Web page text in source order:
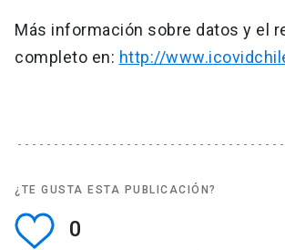
Más información sobre datos y el
completo en: http://
¿TE GUSTA ESTA PUBLICACIÓN?
0